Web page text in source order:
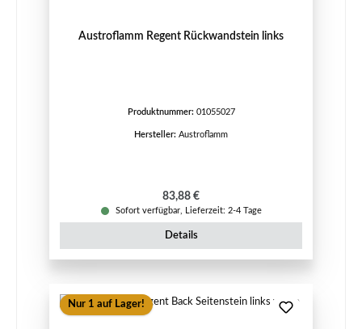
Austroflamm Regent Rückwandstein links
Produktnummer: 01055027
Hersteller: Austroflamm
Regulärer Preis:
83,88 €
Sofort verfügbar, Lieferzeit: 2-4 Tage
Details
Nur 1 auf Lager!